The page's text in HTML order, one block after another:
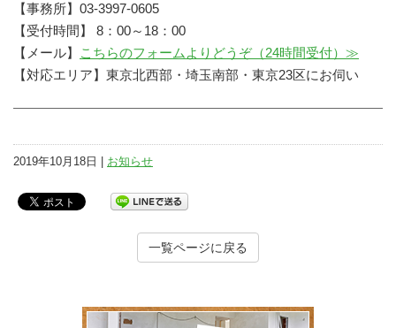
【事務所】03-3997-0605
【受付時間】 8：00～18：00
【メール】
こちらのフォームよりどうぞ（24時間受付）≫
【対応エリア】東京北西部・埼玉南部・東京23区にお伺い
2019年10月18日 | お知らせ
一覧ページに戻る